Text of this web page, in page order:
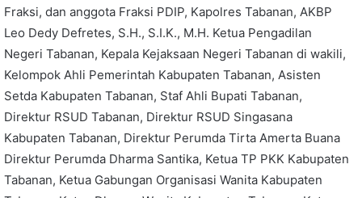
Fraksi, dan anggota Fraksi PDIP, Kapolres Tabanan, AKBP
Leo Dedy Defretes, S.H., S.I.K., M.H. Ketua Pengadilan
Negeri Tabanan, Kepala Kejaksaan Negeri Tabanan di wakili,
Kelompok Ahli Pemerintah Kabupaten Tabanan, Asisten
Setda Kabupaten Tabanan, Staf Ahli Bupati Tabanan,
Direktur RSUD Tabanan, Direktur RSUD Singasana
Kabupaten Tabanan, Direktur Perumda Tirta Amerta Buana
Direktur Perumda Dharma Santika, Ketua TP PKK Kabupaten
Tabanan, Ketua Gabungan Organisasi Wanita Kabupaten